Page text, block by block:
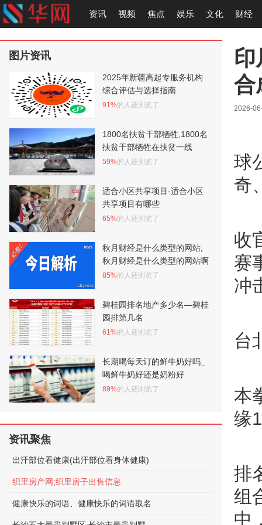
资讯 视频 焦点 娱乐 文化 财经
印
合
2026-
球
奇
收
赛
冲
台
本
缘
排
组
中
图片资讯
2025年新疆高起专服务机构
综合评估与选择指南
91%的人还浏览了
1800名扶贫干部牺牲,1800名
扶贫干部牺牲在扶贫一线
59%的人还浏览了
适合小区共享项目-适合小区
共享项目有哪些
65%的人还浏览了
秋月财经是什么类型的网站,
秋月财经是什么类型的网站啊
85%的人还浏览了
碧桂园排名地产多少名—碧桂
园排第几名
61%的人还浏览了
长期喝每天订的鲜牛奶好吗_
喝鲜牛奶好还是奶粉好
89%的人还浏览了
资讯聚焦
出汗部位看健康(出汗部位看身体健康)
织里房产网;织里房子出售信息
健康快乐的词语、健康快乐的词语取名